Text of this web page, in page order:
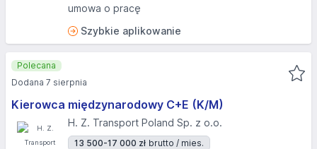
umowa o pracę
Szybkie aplikowanie
Kierowca międzynarodowy C+E (K/M)
H. Z. Transport Poland Sp. z o.o.
13 500-17 000 zł brutto / mies.
Polecana
Dodana 7 sierpnia